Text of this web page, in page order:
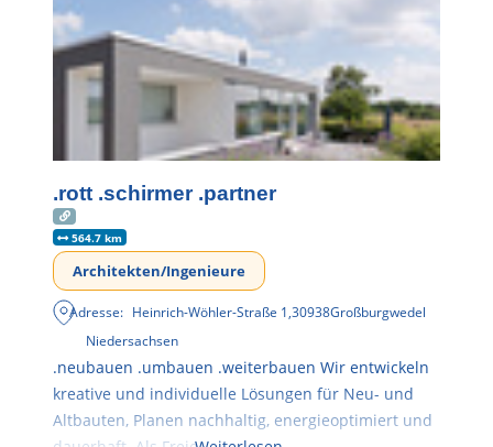
.rott .schirmer .partner
564.7 km
Architekten/Ingenieure
Adresse: Heinrich-Wöhler-Straße 1,30938Großburgwedel
Niedersachsen
.neubauen .umbauen .weiterbauen Wir entwickeln
kreative und individuelle Lösungen für Neu- und
Altbauten, Planen nachhaltig, energieoptimiert und